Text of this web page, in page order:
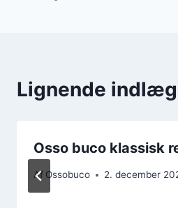
Lignende indlæg
Osso buco klassisk
Af Ossobuco 2. december